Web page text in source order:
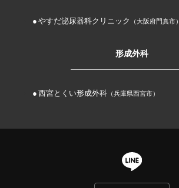
やすだ泌尿器科クリニック （大阪府門真市）
形成外科
西宮とくい形成外科 （兵庫県西宮市）